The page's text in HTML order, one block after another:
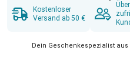
Kostenloser
Versand ab 50 €
Dein Geschenkespezialist